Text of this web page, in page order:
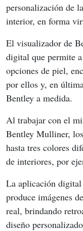
personalización de
interior, en forma
El visualizador de
digital que permite
opciones de piel,
por ellos y, en
Bentley a medida.
Al trabajar con el
Bentley Mulliner,
hasta tres colores
de interiores, por
La aplicación
produce imágenes
real, brindando
diseño